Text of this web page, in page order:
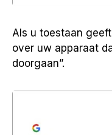
Als u toestaan
over uw apparaat
doorgaan”.